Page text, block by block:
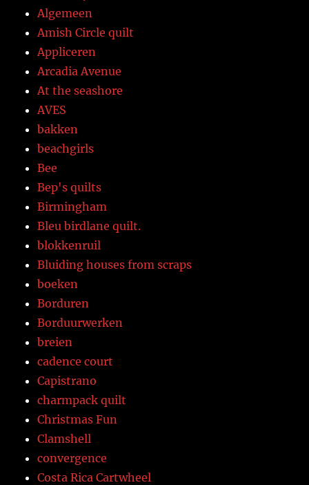
Algemeen
Amish Circle quilt
Appliceren
Arcadia Avenue
At the seashore
AVES
bakken
beachgirls
Bee
Bep's quilts
Birmingham
Bleu birdlane quilt.
blokkenruil
Bluiding houses from scraps
boeken
Borduren
Borduurwerken
breien
cadence court
Capistrano
charmpack quilt
Christmas Fun
Clamshell
convergence
Costa Rica Cartwheel